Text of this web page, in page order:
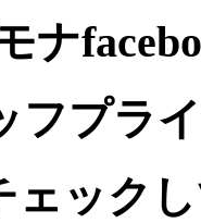
ナ
フプラ
ェック